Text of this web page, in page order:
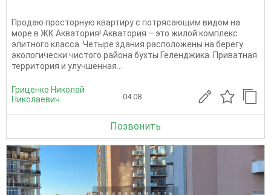
Продаю просторную квартиру с потрясающим видом на
море в ЖК Акватория! Акватория – это жилой комплекс
элитного класса. Четыре здания расположены на берегу
экологически чистого района бухты Геленджика. Приватная
территория и улучшенная...
Гриценко Николай
Николаевич
04.08
Позвонить